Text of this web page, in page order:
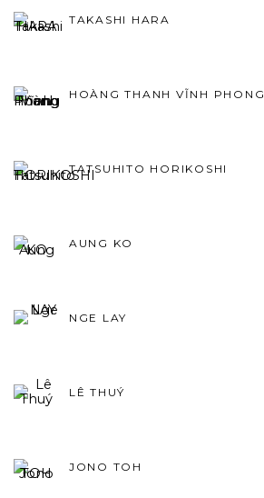
TAKASHI HARA
HOÀNG THANH VĨNH PHONG
TATSUHITO HORIKOSHI
AUNG KO
NGE LAY
LÊ THUÝ
JONO TOH